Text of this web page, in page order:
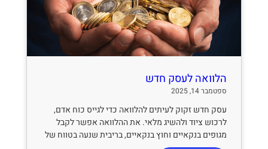
הלוואה לעסק חדש
ספטמבר 14, 2025
עסק חדש זקוק לעיתים להלוואה כדי לגייס כוח אדם,
לרכוש ציוד ולהשיג מלאי. את ההלוואה אפשר לקבל
מגופים בנקאיים וחוץ בנקאיים, בריבית שנעה בטווח של